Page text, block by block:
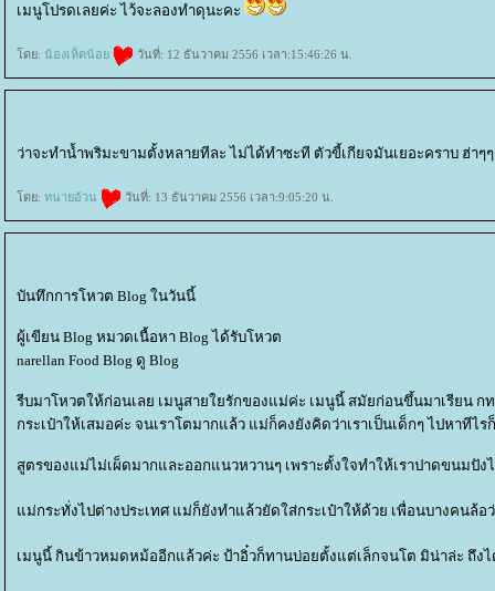
เมนูโปรดเลยค่ะ ไว้จะลองทำดุนะคะ
ดย: น้องเห็ดน้อ วันที่: 12 ธันวาคม 2556 เวลา:15:46:26 น.
ว่าจะทำน้ำพริมะขามตั้งหลายทีละ ไม่ได้ทำซะที ตัวขี้เกียจมันเยอะคราบ ฮ่าๆ
ดย: ทนายอ้วน วันที่: 13 ธันวาคม 2556 เวลา:9:05:20 น.
บันทึกการโหวต Blog ในวันนี้
ผู้เขียน Blog หมวดเนื้อหา Blog ได้รับโหวต
narellan Food Blog ดู Blog
รีบมาโหวตให้ก่อนเลย เมนูสายใยรักของแม่ค่ะ เมนูนี้ สมัยก่อนขึ้นมาเรียน
กระเป๋าให้เสมอค่ะ จนเราโตมากแล้ว แม่ก็คงยังคิดว่าเราเป็นเด็กๆ ไปหาทีไ
สูตรของแม่ไม่เผ็ดมากและออกแนวหวานๆ เพราะตั้งใจทำให้เราปาดขนมปัง
ม่กระทั่งไปต่างประเทศ แม่ก็ยังทำแล้วยัดใส่กระเป๋าให้ด้วย เพื่อนบางคนล้
เมนูนี้ กินข้าวหมดหม้ออีกแล้วค่ะ ป้าอิ๋วก็ทานบ่อยตั้งแต่เล็กจนโต มิน่าล่ะ ถึงไ